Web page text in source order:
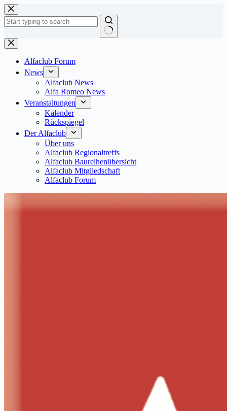
Zum
Inhalt
springen
Keine
Ergebnisse
Alfaclub Forum
News
Alfaclub News
Alfa Romeo News
Veranstaltungen
Kalender
Rückspiegel
Der Alfaclub
Über uns
Alfaclub Regionaltreffs
Alfaclub Baureihenübersicht
Alfaclub Mitgliedschaft
Alfaclub Forum